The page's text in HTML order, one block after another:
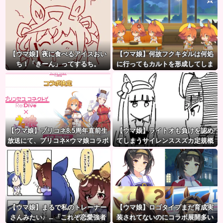
【ウマ娘】夜に食べるアイスおい
ち！「きーん」ってするち。
【ウマ娘】何故フクキタルは何処
に行ってもカルトを形成してしま
うのか
【ウマ娘】プリコネ8.5周年直前生
放送にて、プリコネ×ウマ娘コラボ
の開催について告知が！？今秋予
定で詳細については後日発表との
こと。※動画リンク有
【ウマ娘】ライトオも負けを認め
てしまうサイレンススズカ定規概
念ｗｗｗ
【ウマ娘】まるで私のトレーナー
さんみたい♪ ←「これぞ恋愛強者
【ウマ娘】ロゴタイプまだ育成実
装されてないのにコラボ展開多い